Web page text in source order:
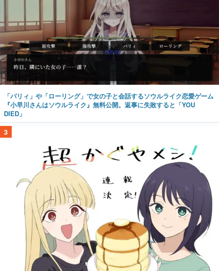
「パリィ」や「ローリング」で女の子と会話するソウルライク恋愛ゲーム
『小早川さんはソウルライク』無料公開。返事に失敗すると「YOU
DIED」
3